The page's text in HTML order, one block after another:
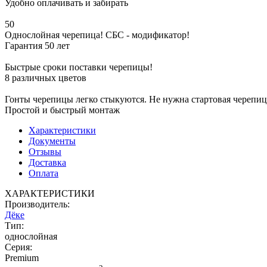
Удобно оплачивать и забирать
50
Однослойная черепица! СБС - модификатор!
Гарантия 50 лет
Быстрые сроки поставки черепицы!
8 различных цветов
Гонты черепицы легко стыкуются. Не нужна стартовая
Простой и быстрый монтаж
Характеристики
Документы
Отзывы
Доставка
Оплата
ХАРАКТЕРИСТИКИ
Производитель:
Дёке
Тип:
однослойная
Серия:
Premium